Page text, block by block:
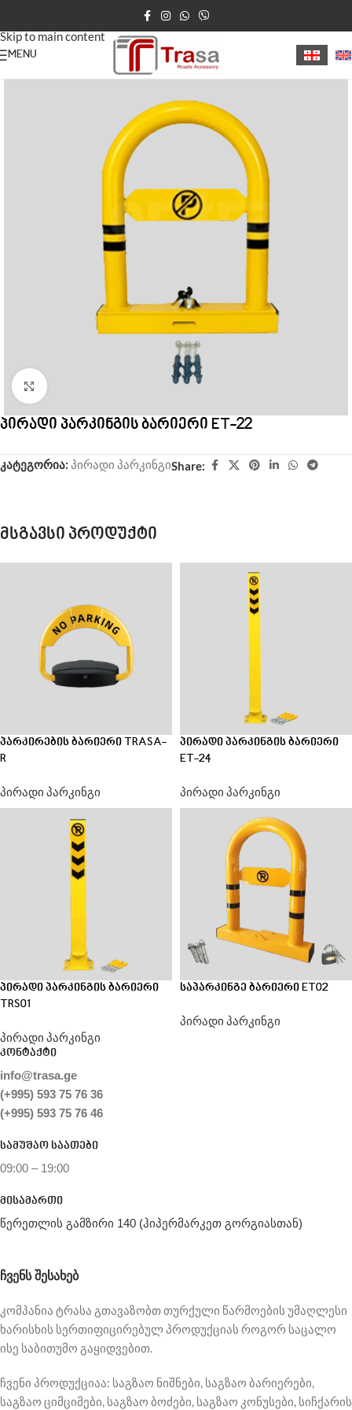
Skip to main content
MENU
მთავარი
Click to enlarge
პირადი პარკინგის ბარიერი ET-22
კატეგორია: პირადი პარკინგიShare:
მსგავსი პროდუქტი
პარკირების ბარიერი TRASA-
R
პირადი პარკინგი
პირადი პარკინგის ბარიერი
ET-24
პირადი პარკინგი
პირადი პარკინგის ბარიერი
TRS01
პირადი პარკინგი
საპარკინგე ბარიერი ET02
პირადი პარკინგი
კონტაქტი
info@trasa.ge
(+995) 593 75 76 36
(+995) 593 75 76 46
სამუშაო საათები
09:00 – 19:00
მისამართი
წერეთლის გამზირი 140 (ჰიპერმარკეთ გორგიასთან)
ᲩᲕᲔᲜᲡ ᲨᲔᲡᲐᲮᲔᲑ
კომპანია ტრასა გთავაზობთ თურქული წარმოების უმაღლესი
ხარისხის სერთიფიცირებულ პროდუქციას როგორ საცალო
ისე საბითუმო გაყიდვებით.
ჩვენი პროდუქციაა: საგზაო ნიშნები, საგზაო ბარიერები,
საგზაო ციმციმები, საგზაო ბოძები, საგზაო კონუსები, სიჩქარის